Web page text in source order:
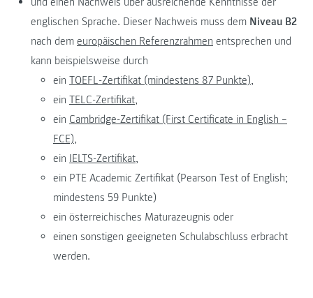
englischen Sprache. Dieser Nachweis muss dem Niveau B2
nach dem europäischen Referenzrahmen entsprechen und
kann beispielsweise durch
ein TOEFL-Zertifikat (mindestens 87 Punkte),
ein TELC-Zertifikat,
ein Cambridge-Zertifikat (First Certificate in English –
FCE),
ein IELTS-Zertifikat,
ein PTE Academic Zertifikat (Pearson Test of English;
mindestens 59 Punkte)
ein österreichisches Maturazeugnis oder
einen sonstigen geeigneten Schulabschluss erbracht
werden.